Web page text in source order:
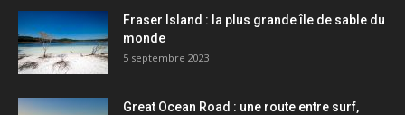
Fraser Island : la plus grande île de sable du
monde
5 septembre 2023
Great Ocean Road : une route entre surf,